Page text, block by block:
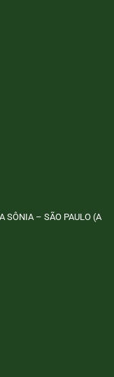
SÔNIA – SÃO PAULO (A